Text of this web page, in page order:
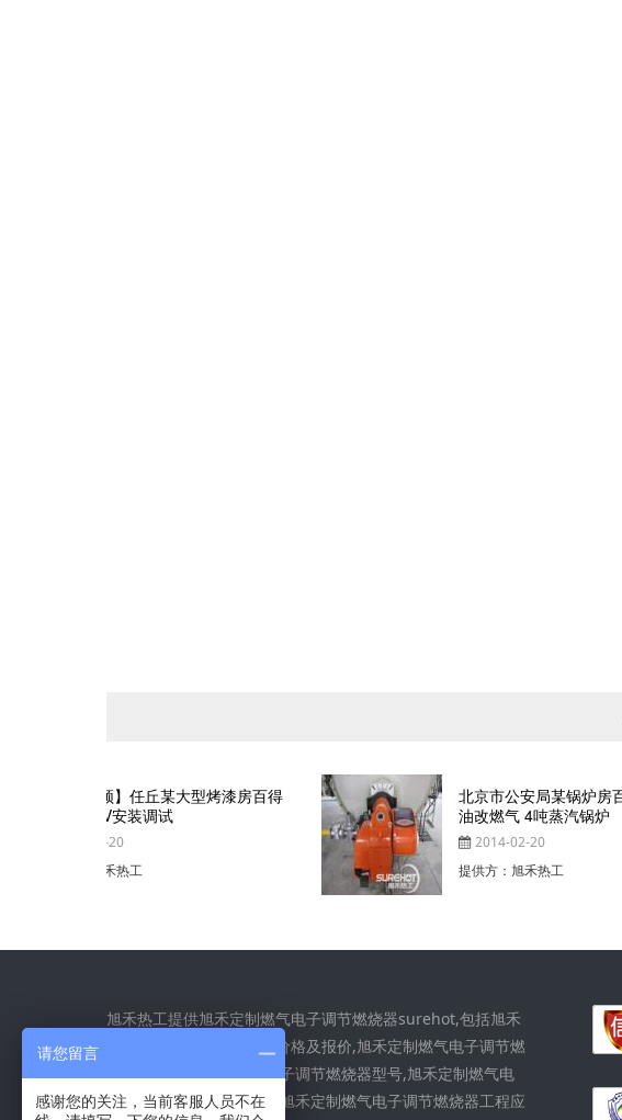
北京市公安局某锅炉房百得燃烧器燃
油改燃气 4吨蒸汽锅炉
2014-02-20
提供方：旭禾热工
旭禾热工提供旭禾定制燃气电子调节燃烧器surehot,包括旭禾
定制燃气电子调节燃烧器价格及报价,旭禾定制燃气电子调节燃
烧器参数,旭禾定制燃气电子调节燃烧器型号,旭禾定制燃气电
子调节燃烧器维修维护,及旭禾定制燃气电子调节燃烧器工程应
请您留言
感谢您的关注，当前客服人员不在